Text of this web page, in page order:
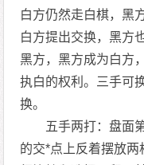
白方仍然走白棋，黑
白方提出交换，黑方
黑方，黑方成为白方
执白的权利。三手可
换。
五手两打：盘面第
的交*点上反着摆放